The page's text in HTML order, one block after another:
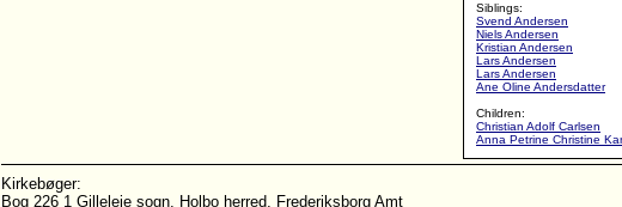
Siblings:
Svend Andersen
Niels Andersen
Kristian Andersen
Lars Andersen
Lars Andersen
Ane Oline Andersdatter
Children:
Christian Adolf Carlsen
Anna Petrine Christine
Kirkebøger:
Bog 226 1 Gilleleje sogn, Holbo herred, Frederiksborg Amt